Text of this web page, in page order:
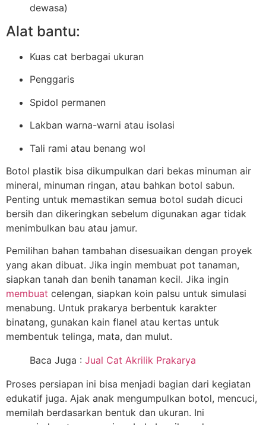
dewasa)
Alat bantu:
Kuas cat berbagai ukuran
Penggaris
Spidol permanen
Lakban warna-warni atau isolasi
Tali rami atau benang wol
Botol plastik bisa dikumpulkan dari bekas minuman air
mineral, minuman ringan, atau bahkan botol sabun.
Penting untuk memastikan semua botol sudah dicuci
bersih dan dikeringkan sebelum digunakan agar tidak
menimbulkan bau atau jamur.
Pemilihan bahan tambahan disesuaikan dengan proyek
yang akan dibuat. Jika ingin membuat pot tanaman,
siapkan tanah dan benih tanaman kecil. Jika ingin
membuat celengan, siapkan koin palsu untuk simulasi
menabung. Untuk prakarya berbentuk karakter
binatang, gunakan kain flanel atau kertas untuk
membentuk telinga, mata, dan mulut.
Baca Juga : Jual Cat Akrilik Prakarya
Proses persiapan ini bisa menjadi bagian dari kegiatan
edukatif juga. Ajak anak mengumpulkan botol, mencuci,
memilah berdasarkan bentuk dan ukuran. Ini